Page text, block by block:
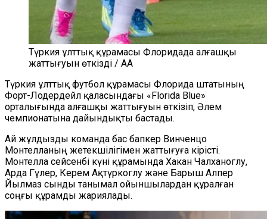
Түркия ұлттық құрамасы Флоридада алғашқы
жаттығуын өткізді / AA
Түркия ұлттық футбол құрамасы Флорида штатының
Форт-Лодердейл қаласындағы «Florida Blue»
орталығында алғашқы жаттығуын өткізіп, Әлем
чемпионатына дайындықты бастады.
Ай жұлдызды команда бас бапкер Винченцо
Монтелланың жетекшілігімен жаттығуға кірісті.
Монтелла сейсенбі күні құрамында Хакан Чалханоглу,
Арда Гүлер, Керем Ақтүркоглу және Барыш Алпер
Йылмаз сынды танымал ойыншылардан құралған
соңғы құрамды жариялады.